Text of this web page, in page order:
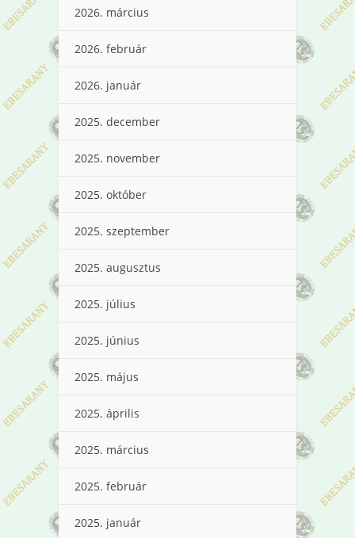
2026. március
2026. február
2026. január
2025. december
2025. november
2025. október
2025. szeptember
2025. augusztus
2025. július
2025. június
2025. május
2025. április
2025. március
2025. február
2025. január